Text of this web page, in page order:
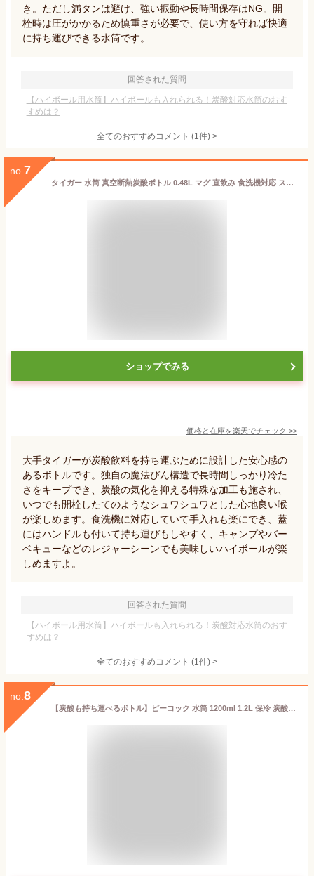
き。ただし満タンは避け、強い振動や長時間保存はNG。開
栓時は圧がかかるため慎重さが必要で、使い方を守れば快適
に持ち運びできる水筒です。
回答された質問
【ハイボール用水筒】ハイボールも入れられる！炭酸対応水筒のおす
すめは？
全てのおすすめコメント (1件) >
no. 7
タイガー 水筒 真空断熱炭酸ボトル 0.48L マグ 直飲み 食洗機対応 スクリュー MKB-T481 保冷 保温 子供 ビール ハイボール スポーツドリンク 魔法瓶
ショップでみる
価格と在庫を楽天でチェック >>
大手タイガーが炭酸飲料を持ち運ぶために設計した安心感の
あるボトルです。独自の魔法びん構造で長時間しっかり冷た
さをキープでき、炭酸の気化を抑える特殊な加工も施され、
いつでも開栓したてのようなシュワシュワとした心地良い喉
が楽しめます。食洗機に対応していて手入れも楽にでき、蓋
にはハンドルも付いて持ち運びもしやすく、キャンプやバー
ベキューなどのレジャーシーンでも美味しいハイボールが楽
しめますよ。
回答された質問
【ハイボール用水筒】ハイボールも入れられる！炭酸対応水筒のおす
すめは？
全てのおすすめコメント (1件) >
no. 8
【炭酸も持ち運べるボトル】ピーコック 水筒 1200ml 1.2L 保冷 炭酸 直飲み スポーツ 持ち手 魔法瓶 カーキ AJL-R120 K